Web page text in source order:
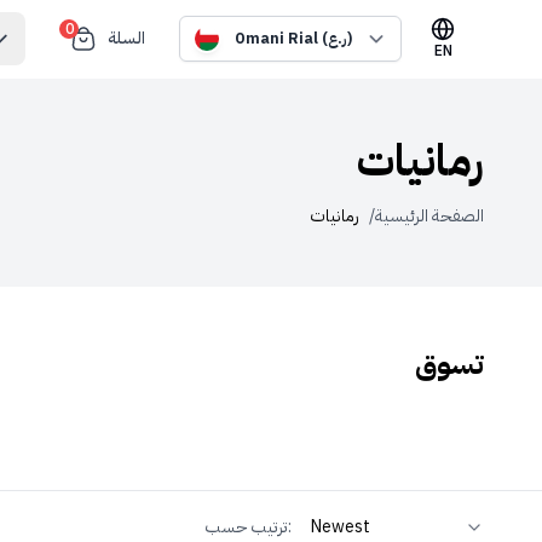
0 السلة Omani Rial (ر.ع)
EN
رمانيات
الصفحة الرئيسية/ رمانيات
تسوق
ترتيب حسب: